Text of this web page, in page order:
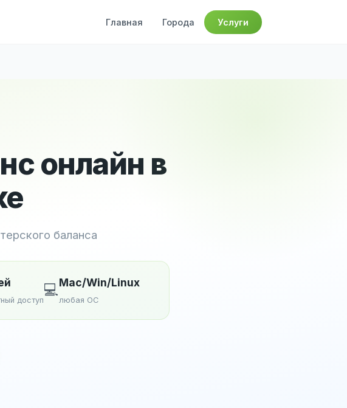
Главная Города Услуги
онлайн в
баланса
доступ
💻Mac/Win/Linux
любая ОС